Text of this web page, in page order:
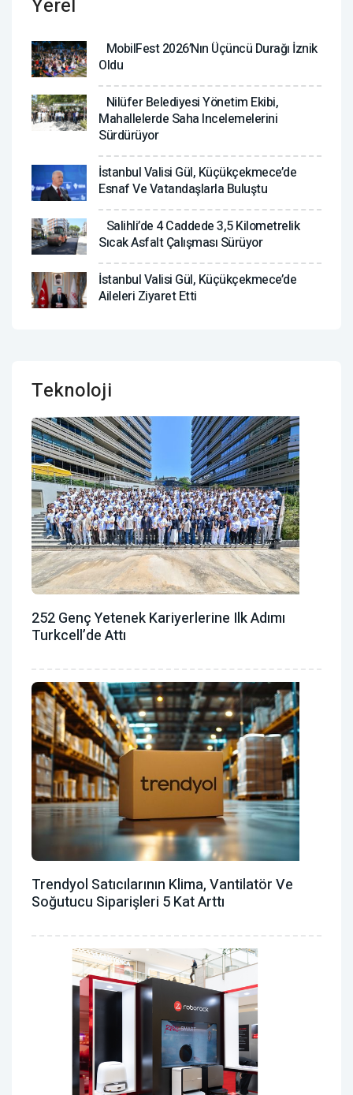
Yerel
MobilFest 2026’nın Üçüncü Durağı İznik
Oldu
Nilüfer Belediyesi Yönetim Ekibi,
Mahallelerde Saha Incelemelerini
Sürdürüyor
İstanbul Valisi Gül, Küçükçekmece’de
Esnaf Ve Vatandaşlarla Buluştu
Salihli’de 4 Caddede 3,5 Kilometrelik
Sıcak Asfalt Çalışması Sürüyor
İstanbul Valisi Gül, Küçükçekmece’de
Aileleri Ziyaret Etti
Teknoloji
252 Genç Yetenek Kariyerlerine Ilk Adımı
Turkcell’de Attı
Trendyol Satıcılarının Klima, Vantilatör ‎ve
Soğutucu Siparişleri 5 Kat Arttı